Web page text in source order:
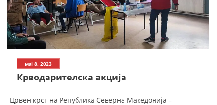
ИСТОРИЈАТ НА ЦКРМ
мај 8, 2023
Крводарителска акција
Црвен крст на Република Северна Македонија –